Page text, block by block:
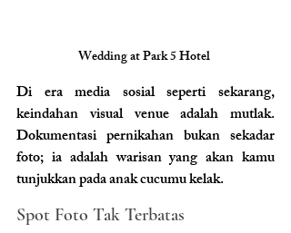
Wedding at Park 5 Hotel
Di era media sosial seperti sekarang,
keindahan visual venue adalah mutlak.
Dokumentasi pernikahan bukan sekadar
foto; ia adalah warisan yang akan kamu
tunjukkan pada anak cucumu kelak.
Spot Foto Tak Terbatas